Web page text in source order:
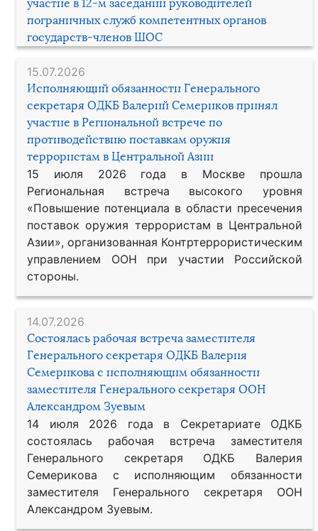
участие в 12-м заседании руководителей
пограничных служб компетентных органов
государств-членов ШОС
15.07.2026
Исполняющий обязанности Генерального
секретаря ОДКБ Валерий Семериков принял
участие в Региональной встрече по
противодействию поставкам оружия
террористам в Центральной Азии
15 июля 2026 года в Москве прошла
Региональная встреча высокого уровня
«Повышение потенциала в области пресечения
поставок оружия террористам в Центральной
Азии», организованная Контртеррористическим
управлением ООН при участии Российской
стороны.
14.07.2026
Состоялась рабочая встреча заместителя
Генерального секретаря ОДКБ Валерия
Семерикова с исполняющим обязанности
заместителя Генерального секретаря ООН
Александром Зуевым
14 июля 2026 года в Секретариате ОДКБ
состоялась рабочая встреча заместителя
Генерального секретаря ОДКБ Валерия
Семерикова с исполняющим обязанности
заместителя Генерального секретаря ООН
Александром Зуевым.